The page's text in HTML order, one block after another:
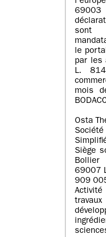
sont
le
par les
L.
mois
Osta
Siège
Bollier
69007
909